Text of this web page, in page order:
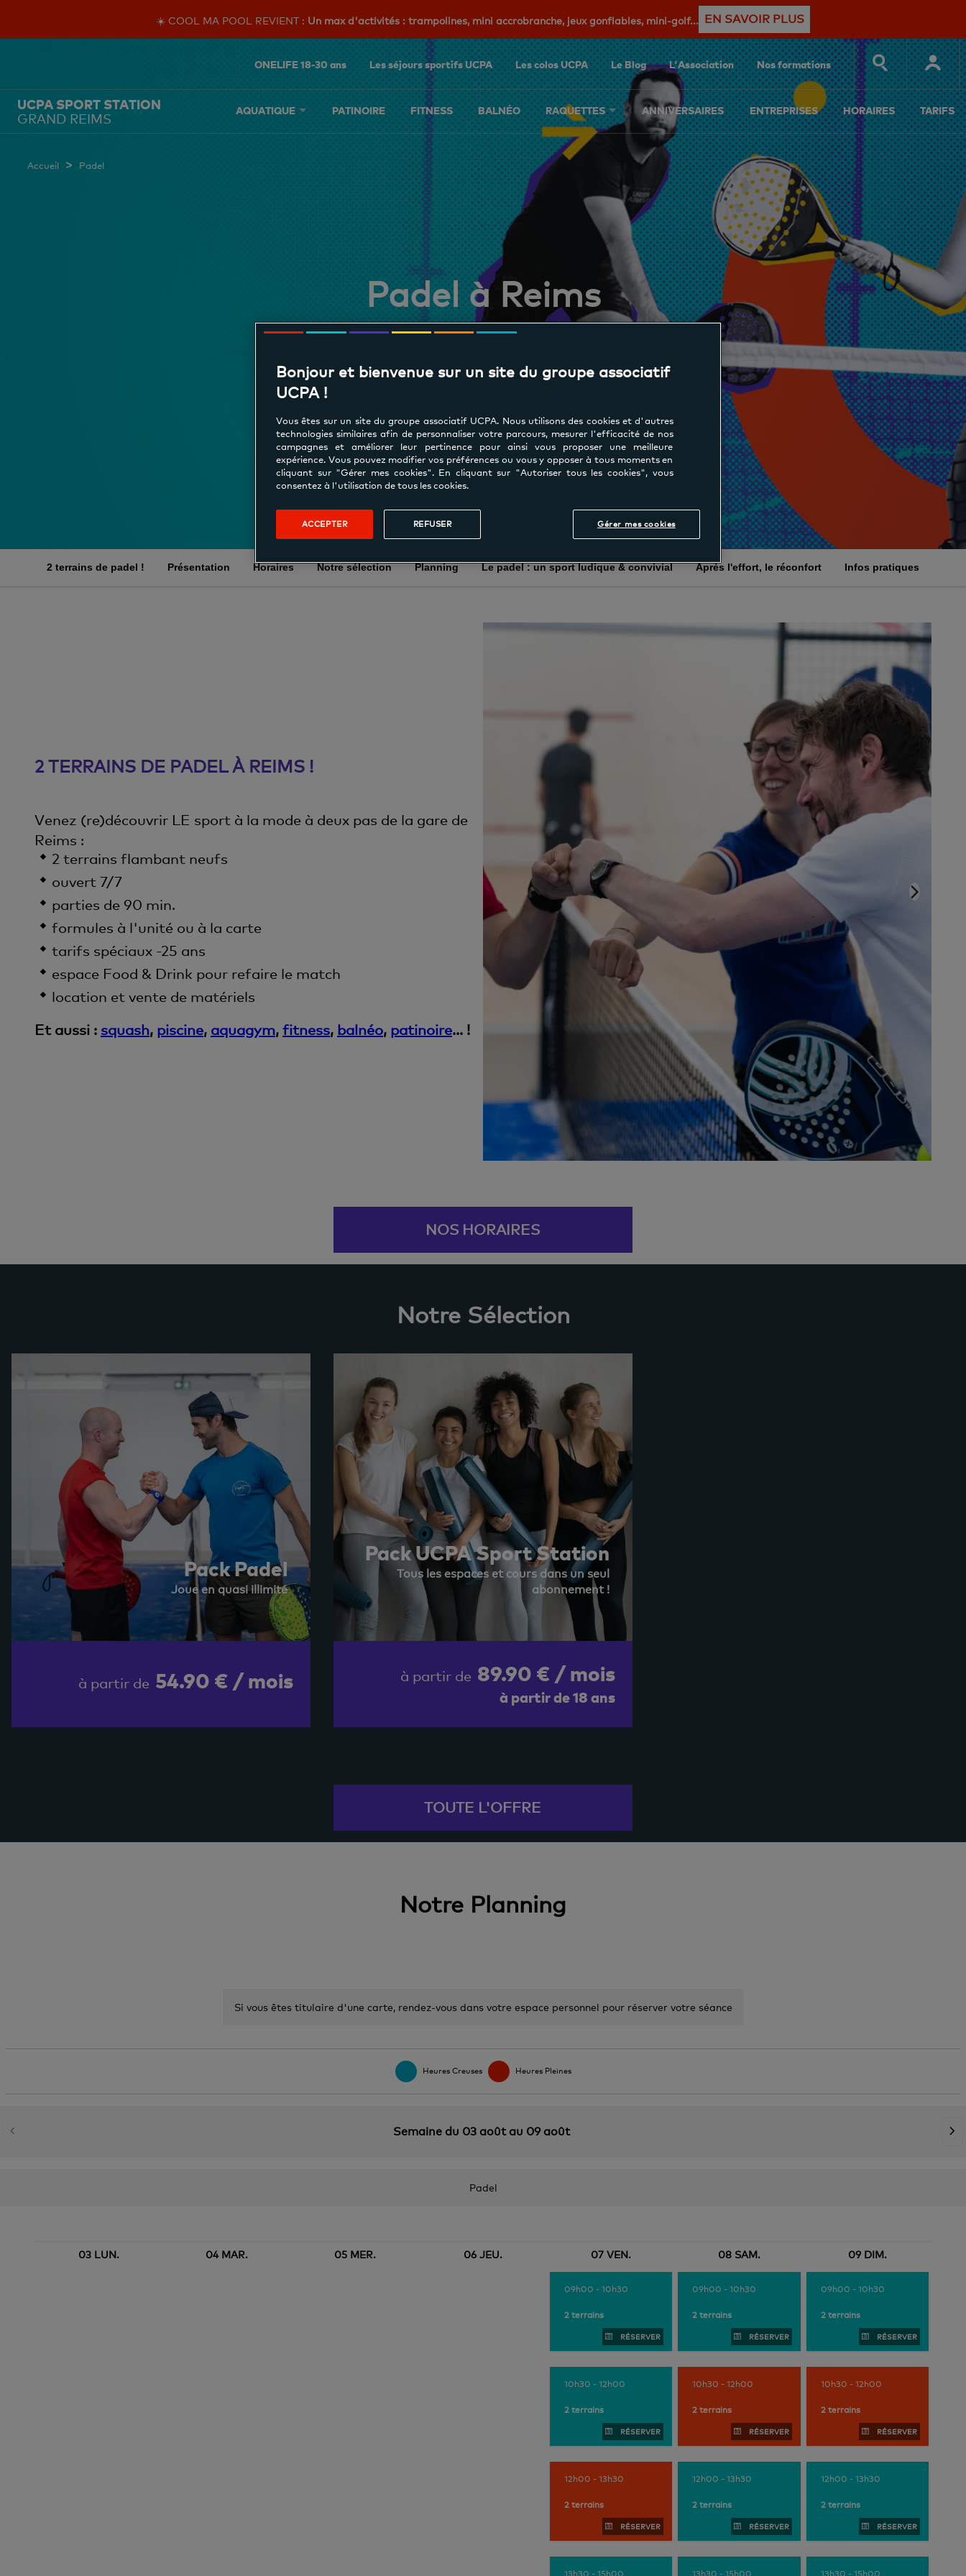
☀️ COOL MA POOL REVIENT : Un max d'activités : trampolines, mini accrobranche, jeux gonflables, mini-golf... EN SAVOIR PLUS
ONELIFE 18-30 ans Les séjours sportifs UCPA Les colos UCPA Le Blog L'Association Nos formations
UCPA SPORT STATION
GRAND REIMS
AQUATIQUE PATINOIRE FITNESS BALNÉO RAQUETTES ANNIVERSAIRES ENTREPRISES HORAIRES TARIFS
Accueil > Padel
Padel à Reims
JE RESERVE UN TERRAIN
2 terrains de padel ! Présentation Horaires Notre sélection Planning Le padel : un sport ludique & convivial Après l'effort, le réconfort Infos pratiques
2 TERRAINS DE PADEL À REIMS !
Venez (re)découvrir LE sport à la mode à deux pas de la gare de
Reims :
2 terrains flambant neufs
ouvert 7/7
parties de 90 min.
formules à l'unité ou à la carte
tarifs spéciaux -25 ans
espace Food & Drink pour refaire le match
location et vente de matériels
Et aussi : squash, piscine, aquagym, fitness, balnéo, patinoire... !
NOS HORAIRES
Notre Sélection
Pack Padel
Joue en quasi illimité
à partir de 54.90 € / mois
Pack UCPA Sport Station
Tous les espaces et cours dans un seul
abonnement !
à partir de 89.90 € / mois
à partir de 18 ans
TOUTE L'OFFRE
Notre Planning
Si vous êtes titulaire d'une carte, rendez-vous dans votre espace personnel pour réserver votre séance
Heures Creuses Heures Pleines
Bonjour et bienvenue sur un site du groupe associatif
UCPA !
Vous êtes sur un site du groupe associatif UCPA. Nous utilisons des cookies et d'autres
technologies similaires afin de personnaliser votre parcours, mesurer l'efficacité de nos
campagnes et améliorer leur pertinence pour ainsi vous proposer une meilleure
expérience. Vous pouvez modifier vos préférences ou vous y opposer à tous moments en
cliquant sur "Gérer mes cookies". En cliquant sur "Autoriser tous les cookies", vous
consentez à l'utilisation de tous les cookies.
Gérer mes cookies
REFUSER
ACCEPTER